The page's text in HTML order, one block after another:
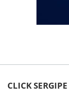
CLICK SERGIPE